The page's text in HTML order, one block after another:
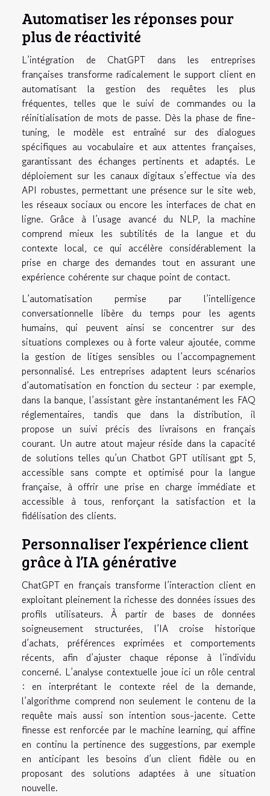
Automatiser les réponses pour
plus de réactivité
L’intégration de ChatGPT dans les entreprises
françaises transforme radicalement le support client en
automatisant la gestion des requêtes les plus
fréquentes, telles que le suivi de commandes ou la
réinitialisation de mots de passe. Dès la phase de fine-
tuning, le modèle est entraîné sur des dialogues
spécifiques au vocabulaire et aux attentes françaises,
garantissant des échanges pertinents et adaptés. Le
déploiement sur les canaux digitaux s’effectue via des
API robustes, permettant une présence sur le site web,
les réseaux sociaux ou encore les interfaces de chat en
ligne. Grâce à l’usage avancé du NLP, la machine
comprend mieux les subtilités de la langue et du
contexte local, ce qui accélère considérablement la
prise en charge des demandes tout en assurant une
expérience cohérente sur chaque point de contact.
L’automatisation permise par l’intelligence
conversationnelle libère du temps pour les agents
humains, qui peuvent ainsi se concentrer sur des
situations complexes ou à forte valeur ajoutée, comme
la gestion de litiges sensibles ou l’accompagnement
personnalisé. Les entreprises adaptent leurs scénarios
d’automatisation en fonction du secteur : par exemple,
dans la banque, l’assistant gère instantanément les FAQ
réglementaires, tandis que dans la distribution, il
propose un suivi précis des livraisons en français
courant. Un autre atout majeur réside dans la capacité
de solutions telles qu’un Chatbot GPT utilisant gpt 5,
accessible sans compte et optimisé pour la langue
française, à offrir une prise en charge immédiate et
accessible à tous, renforçant la satisfaction et la
fidélisation des clients.
Personnaliser l’expérience client
grâce à l’IA générative
ChatGPT en français transforme l’interaction client en
exploitant pleinement la richesse des données issues des
profils utilisateurs. À partir de bases de données
soigneusement structurées, l’IA croise historique
d’achats, préférences exprimées et comportements
récents, afin d’ajuster chaque réponse à l’individu
concerné. L’analyse contextuelle joue ici un rôle central
: en interprétant le contexte réel de la demande,
l’algorithme comprend non seulement le contenu de la
requête mais aussi son intention sous-jacente. Cette
finesse est renforcée par le machine learning, qui affine
en continu la pertinence des suggestions, par exemple
en anticipant les besoins d’un client fidèle ou en
proposant des solutions adaptées à une situation
nouvelle.